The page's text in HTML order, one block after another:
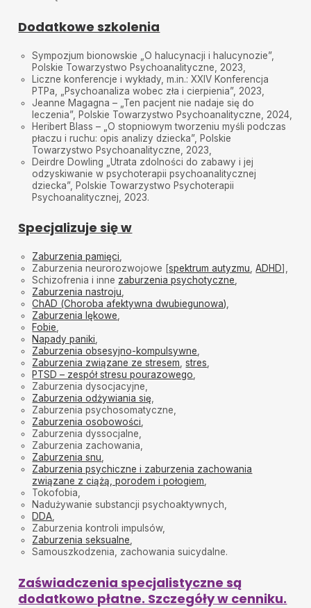
Dodatkowe szkolenia
Sympozjum bionowskie „O halucynacji i halucynozie”,
Polskie Towarzystwo Psychoanalityczne, 2023,
Liczne konferencje i wykłady, m.in.: XXIV Konferencja
PTPa, „Psychoanaliza wobec zła i cierpienia”, 2023,
Jeanne Magagna – „Ten pacjent nie nadaje się do
leczenia”, Polskie Towarzystwo Psychoanalityczne, 2024,
Heribert Blass – „O stopniowym tworzeniu myśli podczas
płaczu i ruchu: opis analizy dziecka”, Polskie
Towarzystwo Psychoanalityczne, 2023,
Deirdre Dowling „Utrata zdolności do zabawy i jej
odzyskiwanie w psychoterapii psychoanalitycznej
dziecka”, Polskie Towarzystwo Psychoterapii
Psychoanalitycznej, 2023.
Specjalizuje się w
Zaburzenia pamięci
Zaburzenia neurorozwojowe [spektrum autyzmu ,ADHD],
Schizofrenia i inne zaburzenia psychotyczne
Zaburzenia nastroju
ChAD (Choroba afektywna dwubiegunowa)
Zaburzenia lękowe
Fobie
Napady paniki
Zaburzenia obsesyjno-kompulsywne
Zaburzenia związane ze stresem ,stres
PTSD – zespół stresu pourazowego
Zaburzenia dysocjacyjne,
Zaburzenia odżywiania się
Zaburzenia psychosomatyczne,
Zaburzenia osobowości
Zaburzenia dyssocjalne,
Zaburzenia zachowania,
Zaburzenia snu
Zaburzenia psychiczne i zaburzenia zachowania
związane z ciążą, porodem i połogiem
Tokofobia,
Nadużywanie substancji psychoaktywnych,
DDA
Zaburzenia kontroli impulsów,
Zaburzenia seksualne
Samouszkodzenia, zachowania suicydalne.
Zaświadczenia specjalistyczne są
dodatkowo płatne. Szczegóły w cenniku.